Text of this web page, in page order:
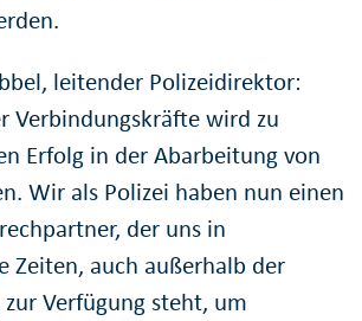
leitender Polizeidirektor:
Verbindungskräfte wird zu
Erfolg in der Abarbeitung von
Wir als Polizei haben nun einen
der uns in
Zeiten, auch außerhalb der
Verfügung steht, um